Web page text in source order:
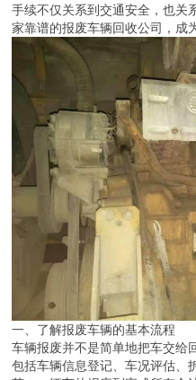
手续不仅关系到交通安全，也关
家靠谱的报废车辆回收公司，成
一、了解报废车辆的基本流程
车辆报废并不是简单地把车交给
包括车辆信息登记、车况评估、